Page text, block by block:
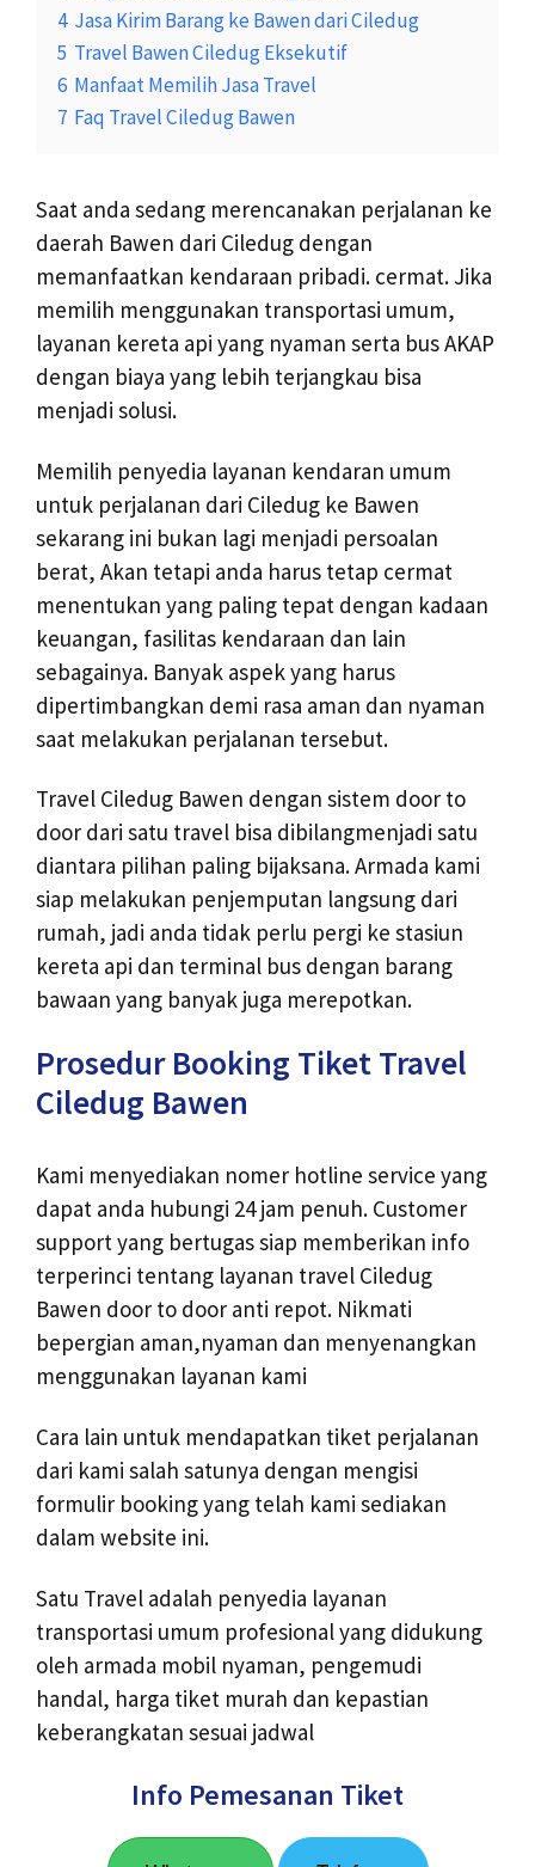
4 Jasa Kirim Barang ke Bawen dari Ciledug
5 Travel Bawen Ciledug Eksekutif
6 Manfaat Memilih Jasa Travel
7 Faq Travel Ciledug Bawen
Saat anda sedang merencanakan perjalanan ke
daerah Bawen dari Ciledug dengan
memanfaatkan kendaraan pribadi. cermat. Jika
memilih menggunakan transportasi umum,
layanan kereta api yang nyaman serta bus AKAP
dengan biaya yang lebih terjangkau bisa
menjadi solusi.
Memilih penyedia layanan kendaran umum
untuk perjalanan dari Ciledug ke Bawen
sekarang ini bukan lagi menjadi persoalan
berat, Akan tetapi anda harus tetap cermat
menentukan yang paling tepat dengan kadaan
keuangan, fasilitas kendaraan dan lain
sebagainya. Banyak aspek yang harus
dipertimbangkan demi rasa aman dan nyaman
saat melakukan perjalanan tersebut.
Travel Ciledug Bawen dengan sistem door to
door dari satu travel bisa dibilangmenjadi satu
diantara pilihan paling bijaksana. Armada kami
siap melakukan penjemputan langsung dari
rumah, jadi anda tidak perlu pergi ke stasiun
kereta api dan terminal bus dengan barang
bawaan yang banyak juga merepotkan.
Prosedur Booking Tiket Travel
Ciledug Bawen
Kami menyediakan nomer hotline service yang
dapat anda hubungi 24 jam penuh. Customer
support yang bertugas siap memberikan info
terperinci tentang layanan travel Ciledug
Bawen door to door anti repot. Nikmati
bepergian aman,nyaman dan menyenangkan
menggunakan layanan kami
Cara lain untuk mendapatkan tiket perjalanan
dari kami salah satunya dengan mengisi
formulir booking yang telah kami sediakan
dalam website ini.
Satu Travel adalah penyedia layanan
transportasi umum profesional yang didukung
oleh armada mobil nyaman, pengemudi
handal, harga tiket murah dan kepastian
keberangkatan sesuai jadwal
Info Pemesanan Tiket